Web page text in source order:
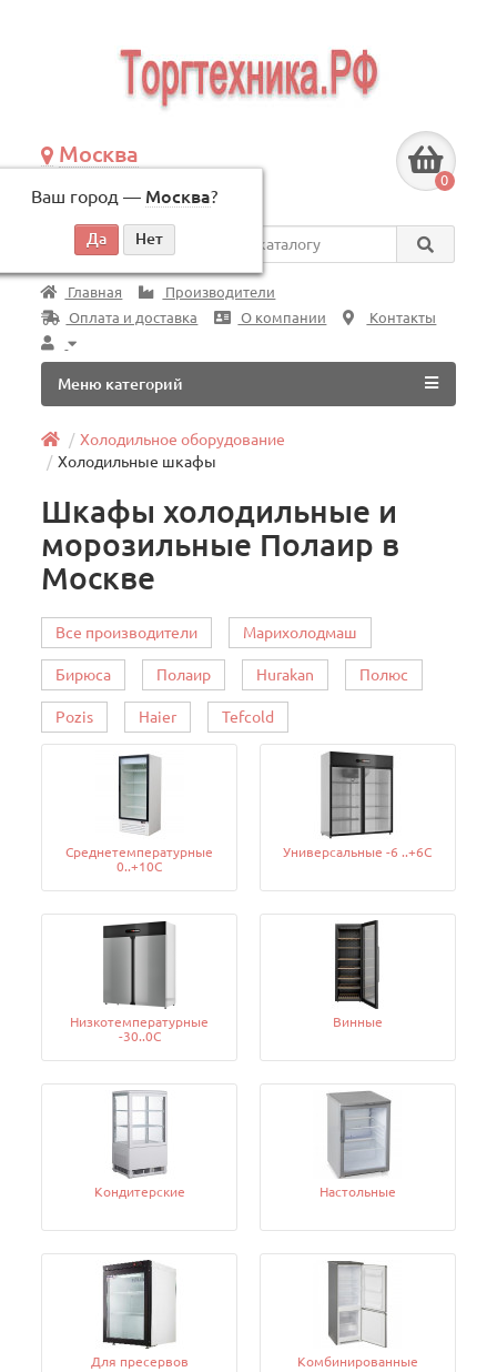
Москва
Ваш город — Москва?
по будням, с 09:00 до 18:00
0
Везде
Главная
Производители
Оплата и доставка
О компании Контакты
Меню категорий
Холодильное оборудование
Холодильные шкафы
Шкафы холодильные и
морозильные Полаир в
Москве
Все производители Марихолодмаш
Бирюса Полаир Hurakan Полюс
Pozis Haier Tefcold
Среднетемпературные
0..+10C
Универсальные -6 ..+6C
Низкотемпературные
-30..0C
Винные
Кондитерские Настольные
Для пресервов Комбинированные